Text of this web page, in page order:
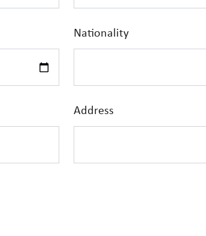
Nationality
Address